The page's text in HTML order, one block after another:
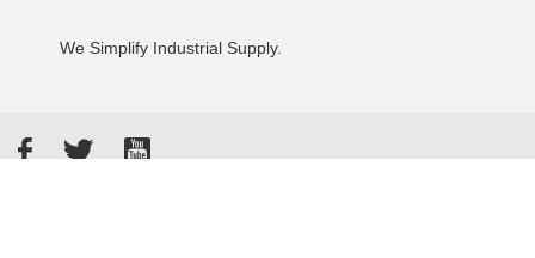
We Simplify Industrial Supply.
FacebookTwitterYouTube